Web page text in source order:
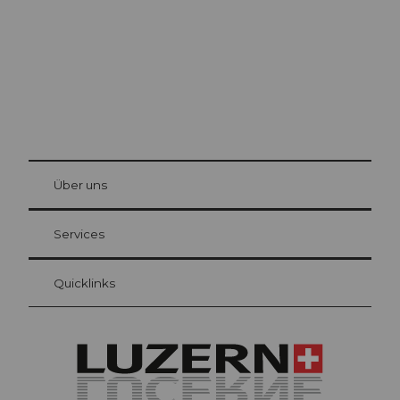
Gästekarte Luzern
Ihre Vorteile als Übernachtungsgast
at Bre
Über uns
Services
Quicklinks